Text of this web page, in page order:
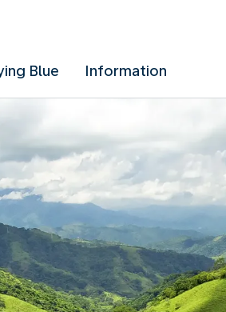
Blue Information